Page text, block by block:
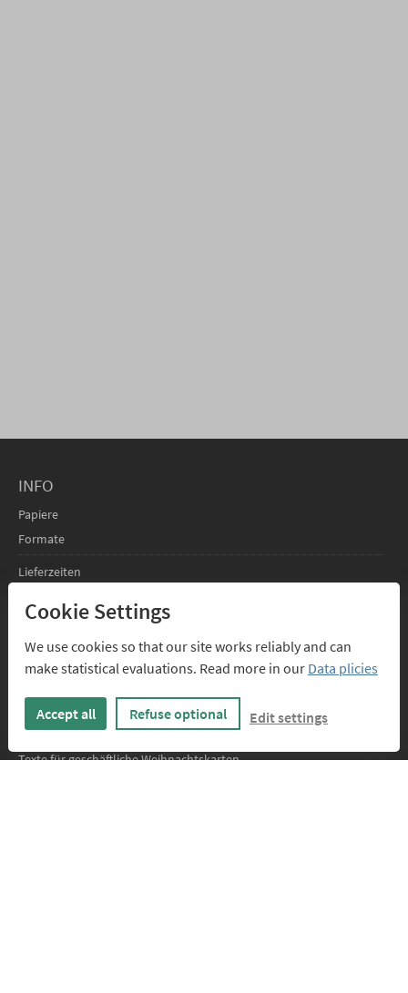
INFO
Papiere
Formate
Lieferzeiten
Kartenpreise
FAQs
SERVICE
Design-Service
Texte für geschäftliche Weihnachtskarten
Cookie Settings
We use cookies so that our site works reliably and can
make statistical evaluations. Read more in our Data plicies
Accept all Refuse optional Edit settings